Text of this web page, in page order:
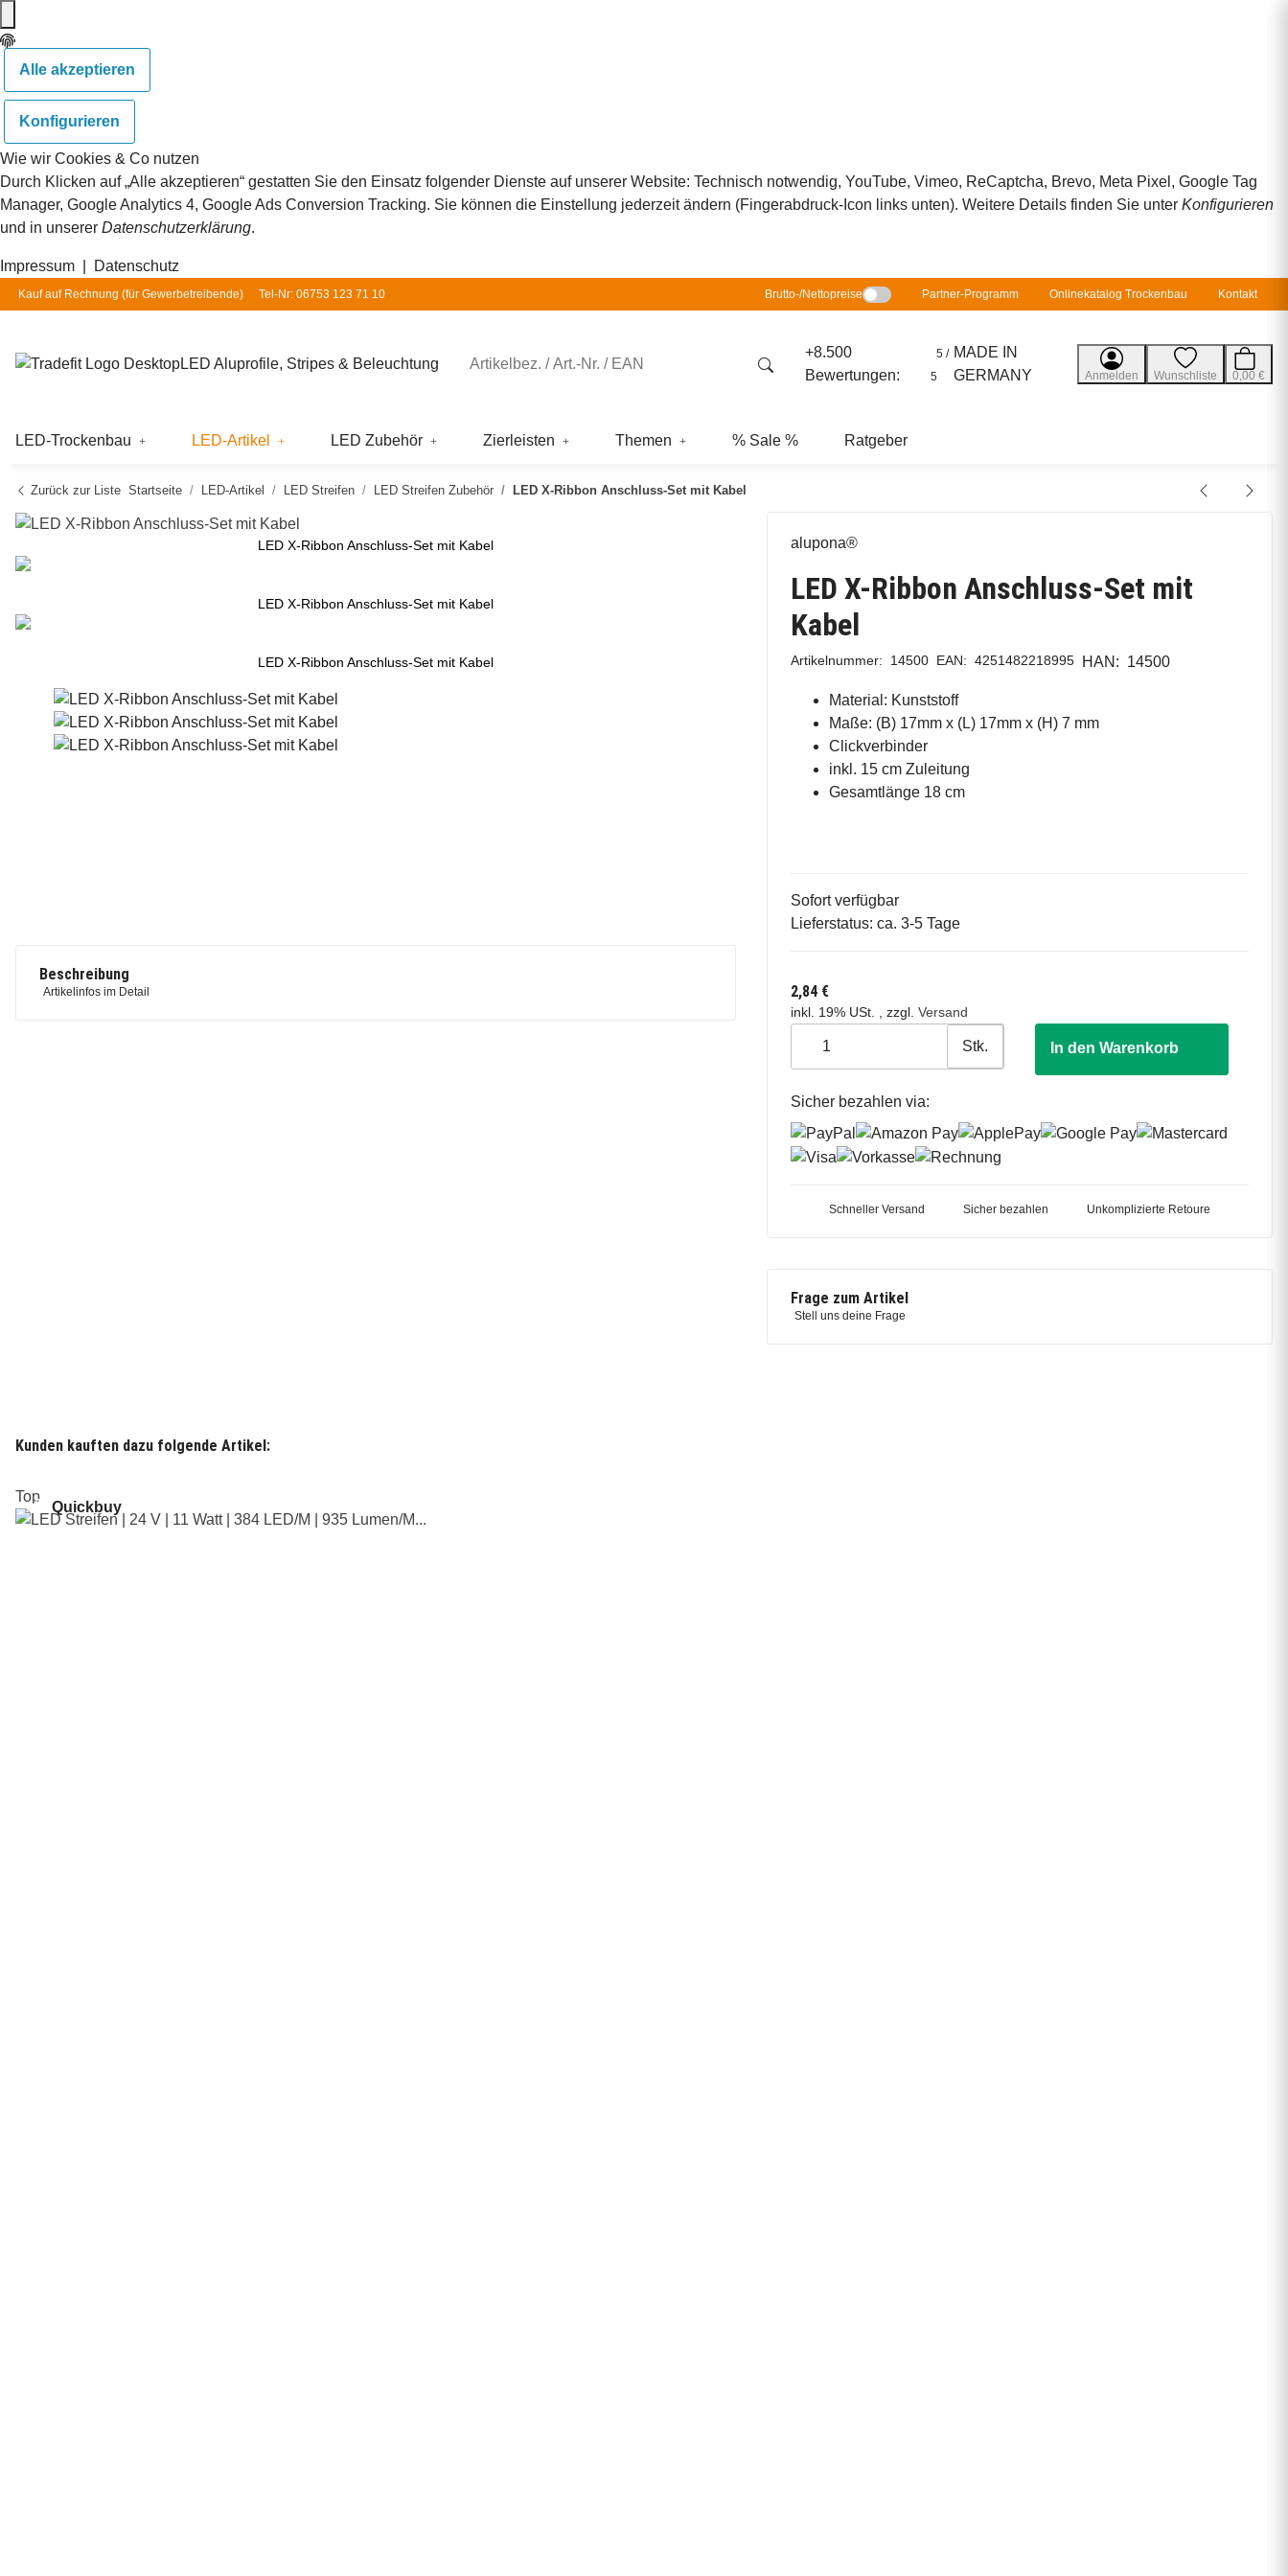
Alle akzeptieren
Konfigurieren
Wie wir Cookies & Co nutzen
Durch Klicken auf „Alle akzeptieren“ gestatten Sie den Einsatz folgender Dienste auf unserer Website: Technisch notwendig, YouTube, Vimeo, ReCaptcha, Brevo, Meta Pixel, Google Tag
Manager, Google Analytics 4, Google Ads Conversion Tracking. Sie können die Einstellung jederzeit ändern (Fingerabdruck-Icon links unten). Weitere Details finden Sie unter Konfigurieren
und in unserer Datenschutzerklärung.
Impressum Datenschutz
Kauf auf Rechnung (für Gewerbetreibende) Tel-Nr: 06753 123 71 10 Brutto-/Nettopreise Partner-Programm Onlinekatalog Trockenbau Kontakt
LED Aluprofile, Stripes & Beleuchtung
+8.500
Bewertungen:
5 /
5
MADE IN
GERMANY
Anmelden Wunschliste 0,00 €
LED-Trockenbau LED-Artikel LED Zubehör Zierleisten Themen % Sale % Ratgeber
Zurück zur Liste Startseite LED-Artikel LED Streifen LED Streifen Zubehör LED X-Ribbon Anschluss-Set mit Kabel
alupona®
LED X-Ribbon Anschluss-Set mit
Kabel
Artikelnummer: 14500 EAN: 4251482218995 HAN: 14500
Material: Kunststoff
Maße: (B) 17mm x (L) 17mm x (H) 7 mm
Clickverbinder
inkl. 15 cm Zuleitung
Gesamtlänge 18 cm
Sofort verfügbar
Lieferstatus: ca. 3-5 Tage
2,84 €
inkl. 19% USt. , zzgl. Versand
Stk. In den Warenkorb
Sicher bezahlen via:
Schneller Versand Sicher bezahlen Unkomplizierte Retoure
Frage zum Artikel
Stell uns deine Frage
LED X-Ribbon Anschluss-Set mit Kabel
LED X-Ribbon Anschluss-Set mit Kabel
LED X-Ribbon Anschluss-Set mit Kabel
Beschreibung
Artikelinfos im Detail
Kunden kauften dazu folgende Artikel:
Quickbuy
Top